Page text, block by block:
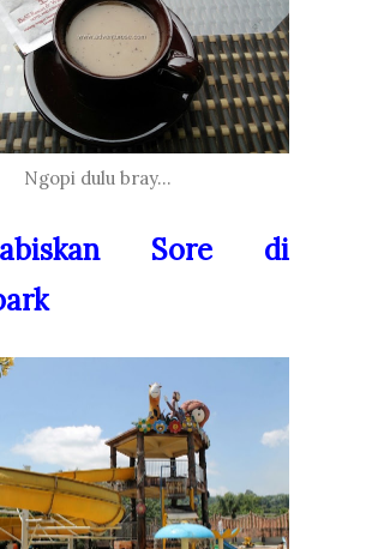
Ngopi dulu bray...
Sore di